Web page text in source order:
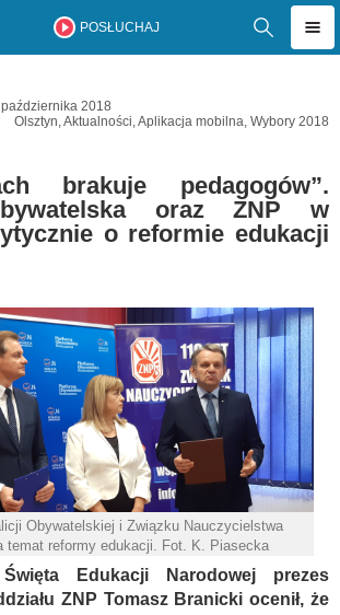
POSŁUCHAJ
2018
Olsztyn,Aktualności,Aplikacja mobilna, Wybory 2018
brakuje pedagogów”.
oraz ZNP w
o reformie edukacji
Obywatelskiej i Związku Nauczycielstwa
temat reformy edukacji. Fot. K. Piasecka
Edukacji Narodowej prezes
ZNP Tomasz Branicki ocenił, że